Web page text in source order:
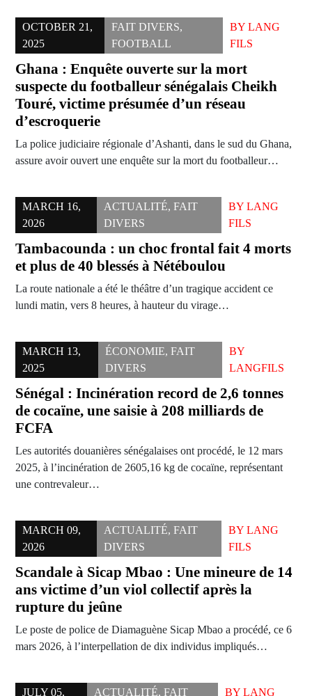
OCTOBER 21,
2025
FAIT DIVERS,
FOOTBALL
BYLANG
FILS
Ghana : Enquête ouverte sur la mort
suspecte du footballeur sénégalais Cheikh
Touré, victime présumée d’un réseau
d’escroquerie
La police judiciaire régionale d’Ashanti, dans le sud du Ghana,
assure avoir ouvert une enquête sur la mort du footballeur…
MARCH 16,
2026
ACTUALITÉ, FAIT
DIVERS
BYLANG
FILS
Tambacounda : un choc frontal fait 4 morts
et plus de 40 blessés à Nétéboulou
La route nationale a été le théâtre d’un tragique accident ce
lundi matin, vers 8 heures, à hauteur du virage…
MARCH 13,
2025
ÉCONOMIE, FAIT
DIVERS
BY
LANGFILS
Sénégal : Incinération record de 2,6 tonnes
de cocaïne, une saisie à 208 milliards de
FCFA
Les autorités douanières sénégalaises ont procédé, le 12 mars
2025, à l’incinération de 2605,16 kg de cocaïne, représentant
une contrevaleur…
MARCH 09,
2026
ACTUALITÉ, FAIT
DIVERS
BYLANG
FILS
Scandale à Sicap Mbao : Une mineure de 14
ans victime d’un viol collectif après la
rupture du jeûne
Le poste de police de Diamaguène Sicap Mbao a procédé, ce 6
mars 2026, à l’interpellation de dix individus impliqués…
JULY 05, ACTUALITÉ, FAIT BYLANG